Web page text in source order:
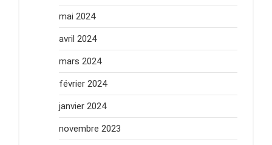
mai 2024
avril 2024
mars 2024
février 2024
janvier 2024
novembre 2023